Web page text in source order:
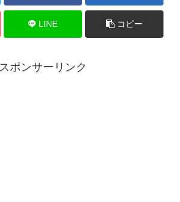
LINE コピー
スポンサーリンク